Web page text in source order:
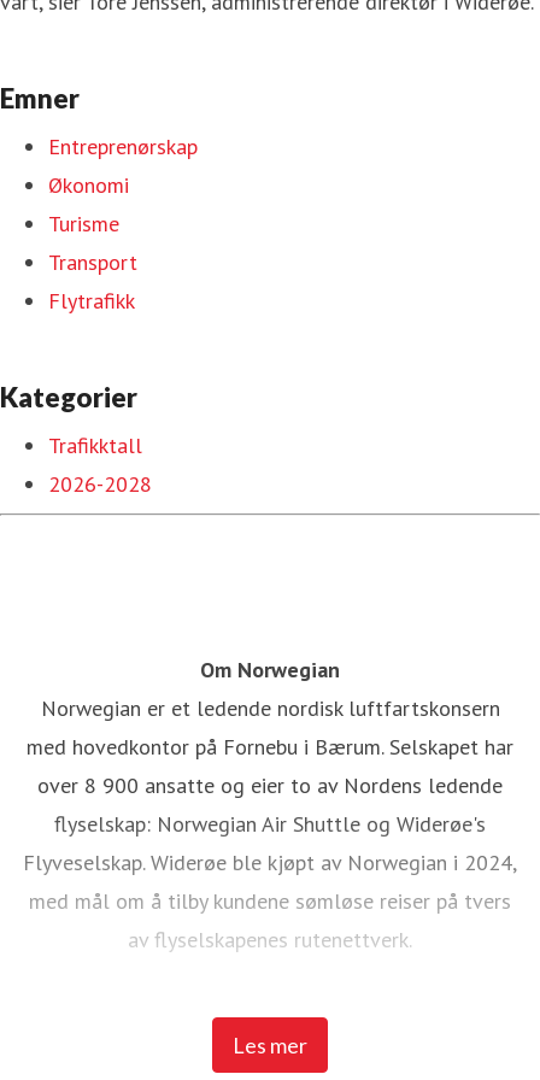
Emner
Entreprenørskap
Økonomi
Turisme
Transport
Flytrafikk
Kategorier
Trafikktall
2026-2028
Om Norwegian
Norwegian er et ledende nordisk luftfartskonsern
med hovedkontor på Fornebu i Bærum. Selskapet har
over 8 900 ansatte og eier to av Nordens ledende
flyselskap: Norwegian Air Shuttle og Widerøe's
Flyveselskap. Widerøe ble kjøpt av Norwegian i 2024,
med mål om å tilby kundene sømløse reiser på tvers
av flyselskapenes rutenettverk.
Norwegian Air Shuttle har rundt 5 200 ansatte og
tilbyr et omfattende rutenett som knytter de nordiske
Les mer